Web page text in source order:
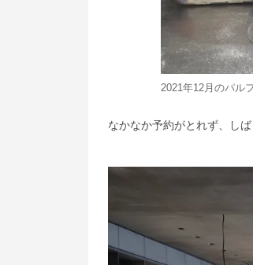
2021年12月のパル
なかなか予約がとれず、し